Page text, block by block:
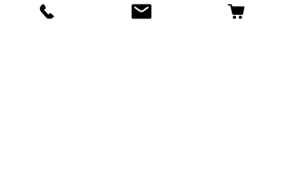
尿病上所扮演的角色絕對比牛皮癬這個風